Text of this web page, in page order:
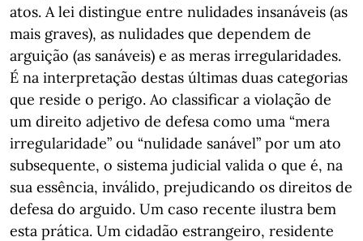
atos. A lei distingue entre nulidades insanáveis (as
mais graves), as nulidades que dependem de
arguição (as sanáveis) e as meras irregularidades.
É na interpretação destas últimas duas categorias
que reside o perigo. Ao classificar a violação de
um direito adjetivo de defesa como uma “mera
irregularidade” ou “nulidade sanável” por um ato
subsequente, o sistema judicial valida o que é, na
sua essência, inválido, prejudicando os direitos de
defesa do arguido. Um caso recente ilustra bem
esta prática. Um cidadão estrangeiro, residente